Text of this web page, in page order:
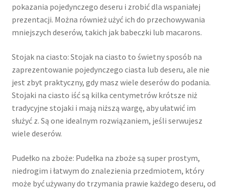
pokazania pojedynczego deseru i zrobić dla wspaniałej
prezentacji. Można również użyć ich do przechowywania
mniejszych deserów, takich jak babeczki lub macarons.
Stojak na ciasto: Stojak na ciasto to świetny sposób na
zaprezentowanie pojedynczego ciasta lub deseru, ale nie
jest zbyt praktyczny, gdy masz wiele deserów do podania.
Stojaki na ciasto iść są kilka centymetrów krótsze niż
tradycyjne stojaki i mają niższą wargę, aby ułatwić im
służyć z. Są one idealnym rozwiązaniem, jeśli serwujesz
wiele deserów.
Pudełko na zboże: Pudełka na zboże są super prostym,
niedrogim i łatwym do znalezienia przedmiotem, który
może być używany do trzymania prawie każdego deseru, od